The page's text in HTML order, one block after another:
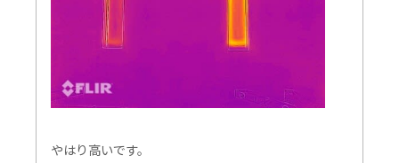
やはり高いです。